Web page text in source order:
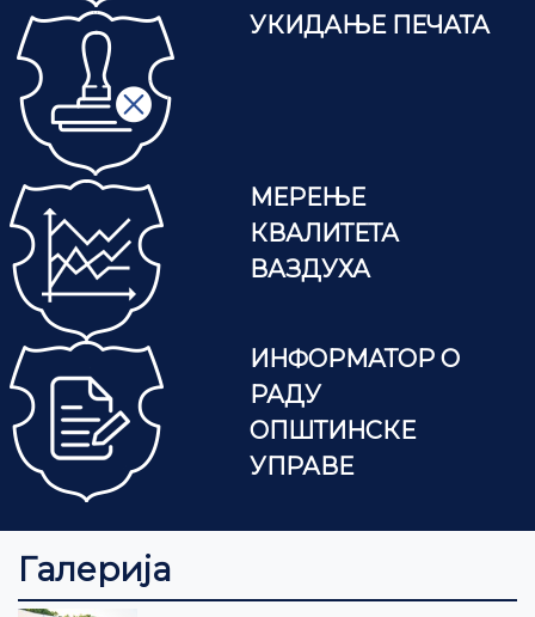
УКИДАЊЕ ПЕЧАТА
МЕРЕЊЕ
КВАЛИТЕТА
ВАЗДУХА
ИНФОРМАТОР О
РАДУ
ОПШТИНСКЕ
УПРАВЕ
Галерија